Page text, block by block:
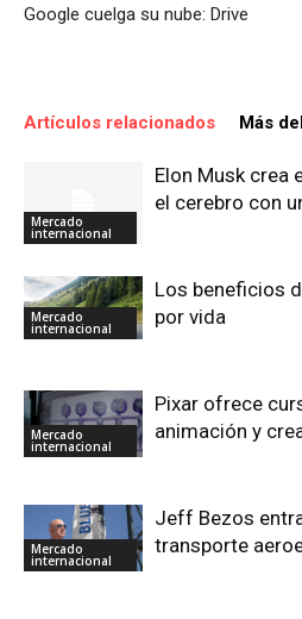
Google cuelga su nube: Drive
Artículos relacionados Más
Mercado
internacional
Elon Musk crea
el cerebro con
Mercado
internacional
Los beneficios
por vida
Mercado
internacional
Pixar ofrece
animación y
Mercado
internacional
Jeff Bezos
transporte